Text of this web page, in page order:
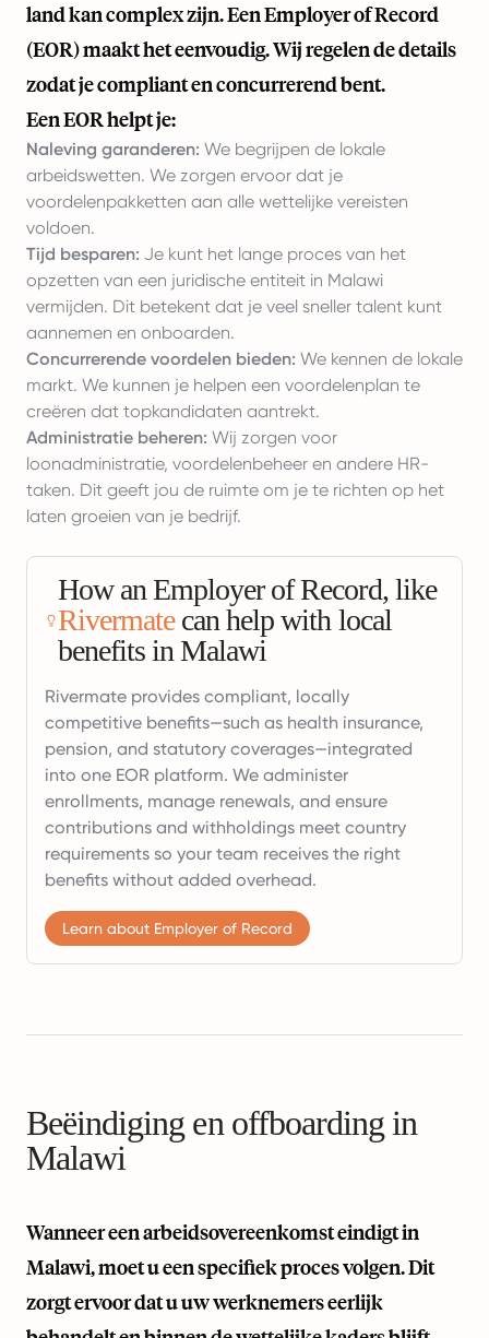
land kan complex zijn. Een Employer of Record
(EOR) maakt het eenvoudig. Wij regelen de details
zodat je compliant en concurrerend bent.
Een EOR helpt je:
Naleving garanderen: We begrijpen de lokale
arbeidswetten. We zorgen ervoor dat je
voordelenpakketten aan alle wettelijke vereisten
voldoen.
Tijd besparen: Je kunt het lange proces van het
opzetten van een juridische entiteit in Malawi
vermijden. Dit betekent dat je veel sneller talent kunt
aannemen en onboarden.
Concurrerende voordelen bieden: We kennen de lokale
markt. We kunnen je helpen een voordelenplan te
creëren dat topkandidaten aantrekt.
Administratie beheren: Wij zorgen voor
loonadministratie, voordelenbeheer en andere HR-
taken. Dit geeft jou de ruimte om je te richten op het
laten groeien van je bedrijf.
How an Employer of Record, like
Rivermatecan help with local
benefits in Malawi
Rivermate provides compliant, locally
competitive benefits—such as health insurance,
pension, and statutory coverages—integrated
into one EOR platform. We administer
enrollments, manage renewals, and ensure
contributions and withholdings meet country
requirements so your team receives the right
benefits without added overhead.
Learn about Employer of Record
Beëindiging en offboarding in
Malawi
Wanneer een arbeidsovereenkomst eindigt in
Malawi, moet u een specifiek proces volgen. Dit
zorgt ervoor dat u uw werknemers eerlijk